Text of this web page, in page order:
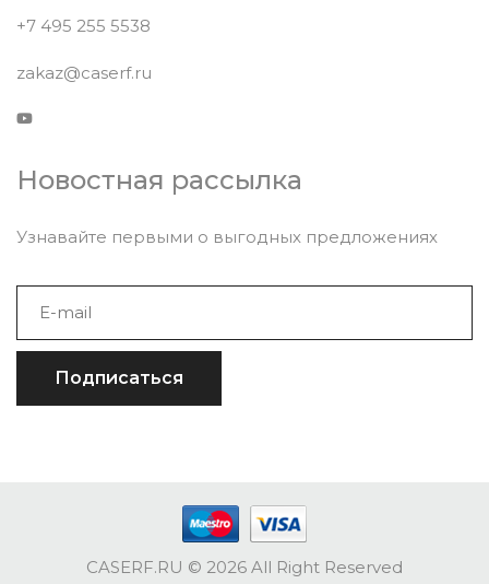
+7 495 255 5538
zakaz@caserf.ru
Новостная рассылка
Узнавайте первыми о выгодных предложениях
Подписаться
CASERF.RU © 2026 All Right Reserved